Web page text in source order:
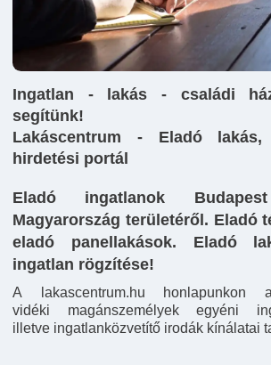
Ingatlan - lakás - családi
segítünk!
Lakáscentrum - Eladó
hirdetési portál
Eladó ingatlanok
Magyarország területéről. Eladó
eladó panellakások. Eladó
ingatlan rögzítése!
‍A lakascentrum.hu
vidéki magánszemélyek egyéni
illetve ingatlanközvetítő irodák kínálatai